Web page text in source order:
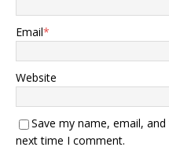
Email*
Website
Save my name, email,
next time I comment.